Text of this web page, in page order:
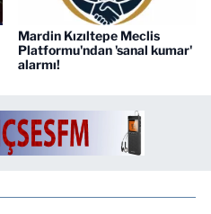
Mardin Kızıltepe Meclis
Platformu'ndan 'sanal kumar'
alarmı!